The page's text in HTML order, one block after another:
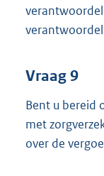
Vraag 9
Bent u bereid
met
over de